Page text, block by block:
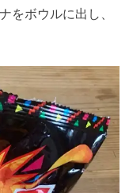
をボウルに出し、